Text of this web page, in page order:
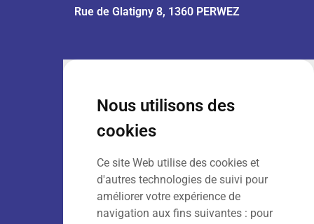
Nous utilisons des
cookies
Ce site Web utilise des cookies et
d'autres technologies de suivi pour
améliorer votre expérience de
navigation aux fins suivantes : pour
Rue de Glatigny 8, 1360 PERWEZ
: 9h00 – 13h00
Dim: Fermé
LOCATION :
Lun – Ven: 7h00 – 18h00
Sam – Dim
: Fermé